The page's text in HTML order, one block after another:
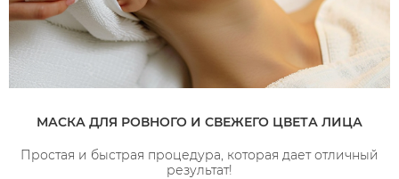
МАСКА ДЛЯ РОВНОГО И СВЕЖЕГО ЦВЕТА ЛИЦА
Простая и быстрая процедура, которая дает отличный
результат!